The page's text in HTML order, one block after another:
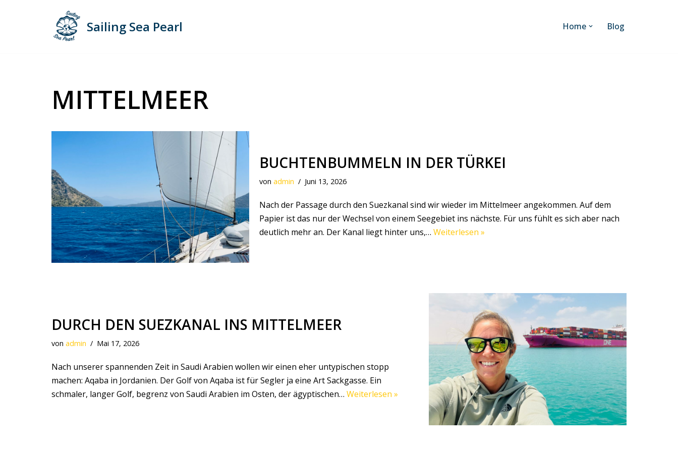
Sailing Sea Pearl Home Blog
MITTELMEER
BUCHTENBUMMELN IN DER TÜRKEI
von admin Juni 13, 2026
Nach der Passage durch den Suezkanal sind wir wieder im Mittelmeer angekommen. Auf dem
Papier ist das nur der Wechsel von einem Seegebiet ins nächste. Für uns fühlt es sich aber nach
deutlich mehr an. Der Kanal liegt hinter uns,… Weiterlesen »
DURCH DEN SUEZKANAL INS MITTELMEER
von admin Mai 17, 2026
Nach unserer spannenden Zeit in Saudi Arabien wollen wir einen eher untypischen stopp
machen: Aqaba in Jordanien. Der Golf von Aqaba ist für Segler ja eine Art Sackgasse. Ein
schmaler, langer Golf, begrenz von Saudi Arabien im Osten, der ägyptischen… Weiterlesen »